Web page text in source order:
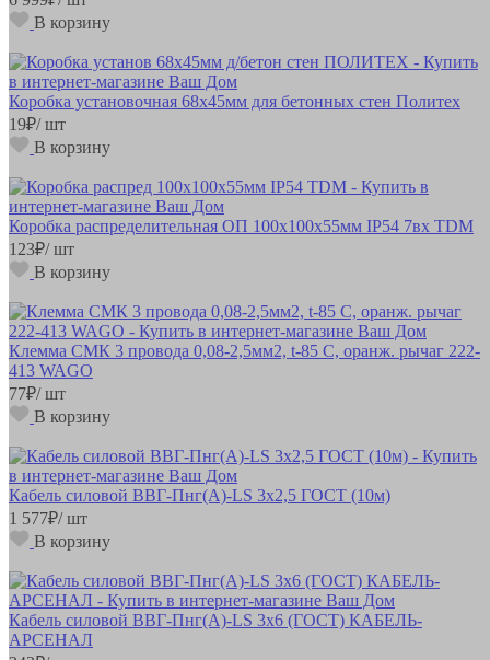
В корзину
Коробка установочная 68х45мм для бетонных стен Политех
19₽/ шт
В корзину
Коробка распределительная ОП 100х100х55мм IP54 7вх TDM
123₽/ шт
В корзину
Клемма СМК 3 провода 0,08-2,5мм2, t-85 C, оранж. рычаг 222-
413 WAGO
77₽/ шт
В корзину
Кабель силовой ВВГ-Пнг(А)-LS 3х2,5 ГОСТ (10м)
1 577₽/ шт
В корзину
Кабель силовой ВВГ-Пнг(А)-LS 3х6 (ГОСТ) КАБЕЛЬ-
АРСЕНАЛ